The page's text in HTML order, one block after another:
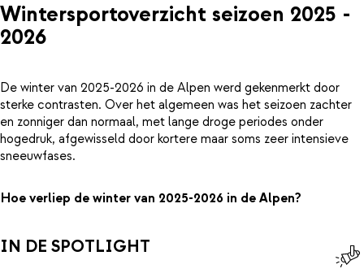
Wintersportoverzicht seizoen 2025 -
2026
De winter van 2025-2026 in de Alpen werd gekenmerkt door
sterke contrasten. Over het algemeen was het seizoen zachter
en zonniger dan normaal, met lange droge periodes onder
hogedruk, afgewisseld door kortere maar soms zeer intensieve
sneeuwfases.
Hoe verliep de winter van 2025-2026 in de Alpen?
IN DE SPOTLIGHT